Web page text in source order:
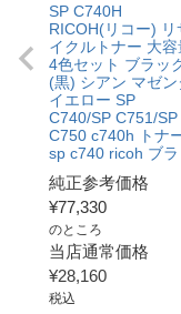
SP C740H
RICOH(リコー) リ
イクルトナー 大容
4色セット ブラッ
(黒) シアン マゼン
イエロー SP
C740/SP C751/SP
C750 c740h トナ
sp c740 ricoh ブラ
純正参考価格
¥77,330
のところ
当店通常価格
¥28,160
税込